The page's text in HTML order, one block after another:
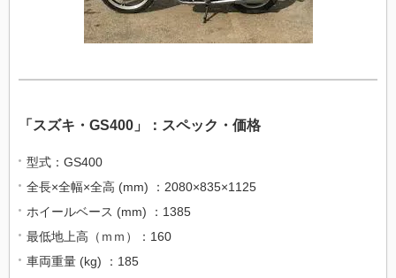
「スズキ・GS400」：スペック・価格
型式：GS400
全長×全幅×全高 (mm) ：2080×835×1125
ホイールベース (mm) ：1385
最低地上高（ｍｍ）：160
車両重量 (kg) ：185